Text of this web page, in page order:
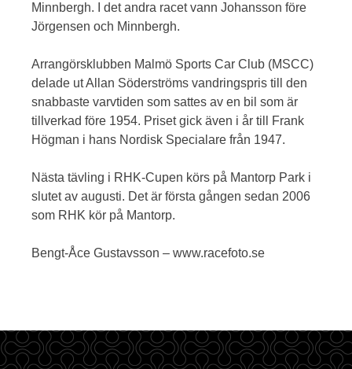
Minnbergh. I det andra racet vann Johansson före
Jörgensen och Minnbergh.
Arrangörsklubben Malmö Sports Car Club (MSCC)
delade ut Allan Söderströms vandringspris till den
snabbaste varvtiden som sattes av en bil som är
tillverkad före 1954. Priset gick även i år till Frank
Högman i hans Nordisk Specialare från 1947.
Nästa tävling i RHK-Cupen körs på Mantorp Park i
slutet av augusti. Det är första gången sedan 2006
som RHK kör på Mantorp.
Bengt-Åce Gustavsson – www.racefoto.se